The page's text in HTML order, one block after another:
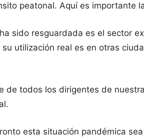
peatonal. Aquí es importante
sido resguardada es el sector
utilización real es en otras
de todos los dirigentes de
esta situación pandémica